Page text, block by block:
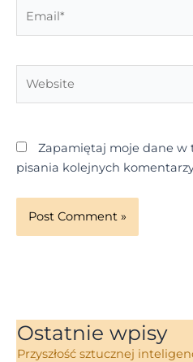
Zapamiętaj moje dane w
pisania kolejnych
Ostatnie wpisy
Przyszłość sztucznej